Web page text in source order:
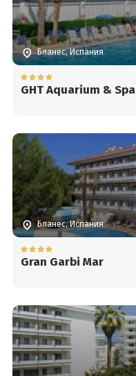
Бланес, Испания
GHT Aquarium & Spa
Бланес, Испания
Gran Garbi Mar